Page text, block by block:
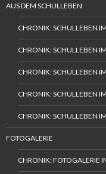
AUS DEM SCHULLEBEN
CHRONIK: SCHULLEBEN
CHRONIK: SCHULLEBEN
CHRONIK: SCHULLEBEN
CHRONIK: SCHULLEBEN
CHRONIK: SCHULLEBEN
FOTOGALERIE
CHRONIK: FOTOGALERIE